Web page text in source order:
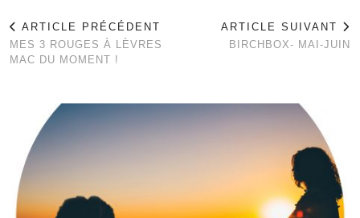
ARTICLE PRÉCÉDENT
MES 3 ROUGES À LÈVRES
MAC DU MOMENT !
ARTICLE SUIVANT
BIRCHBOX- MAI-JUIN